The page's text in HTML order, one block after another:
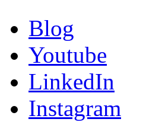
Blog
Youtube
LinkedIn
Instagram